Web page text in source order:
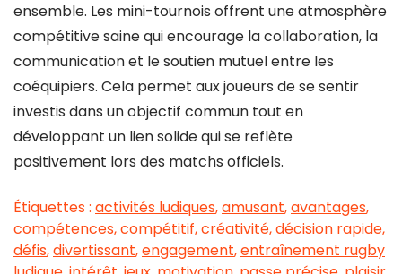
ensemble. Les mini-tournois offrent une atmosphère
compétitive saine qui encourage la collaboration, la
communication et le soutien mutuel entre les
coéquipiers. Cela permet aux joueurs de se sentir
investis dans un objectif commun tout en
développant un lien solide qui se reflète
positivement lors des matchs officiels.
Étiquettes : activités ludiques,amusant,avantages,
compétences,compétitif,créativité,décision rapide,
défis,divertissant,engagement,entraînement rugby